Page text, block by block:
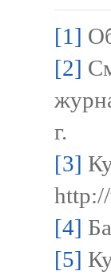
[1]
[2]
г.
[3]
[4]
[5]